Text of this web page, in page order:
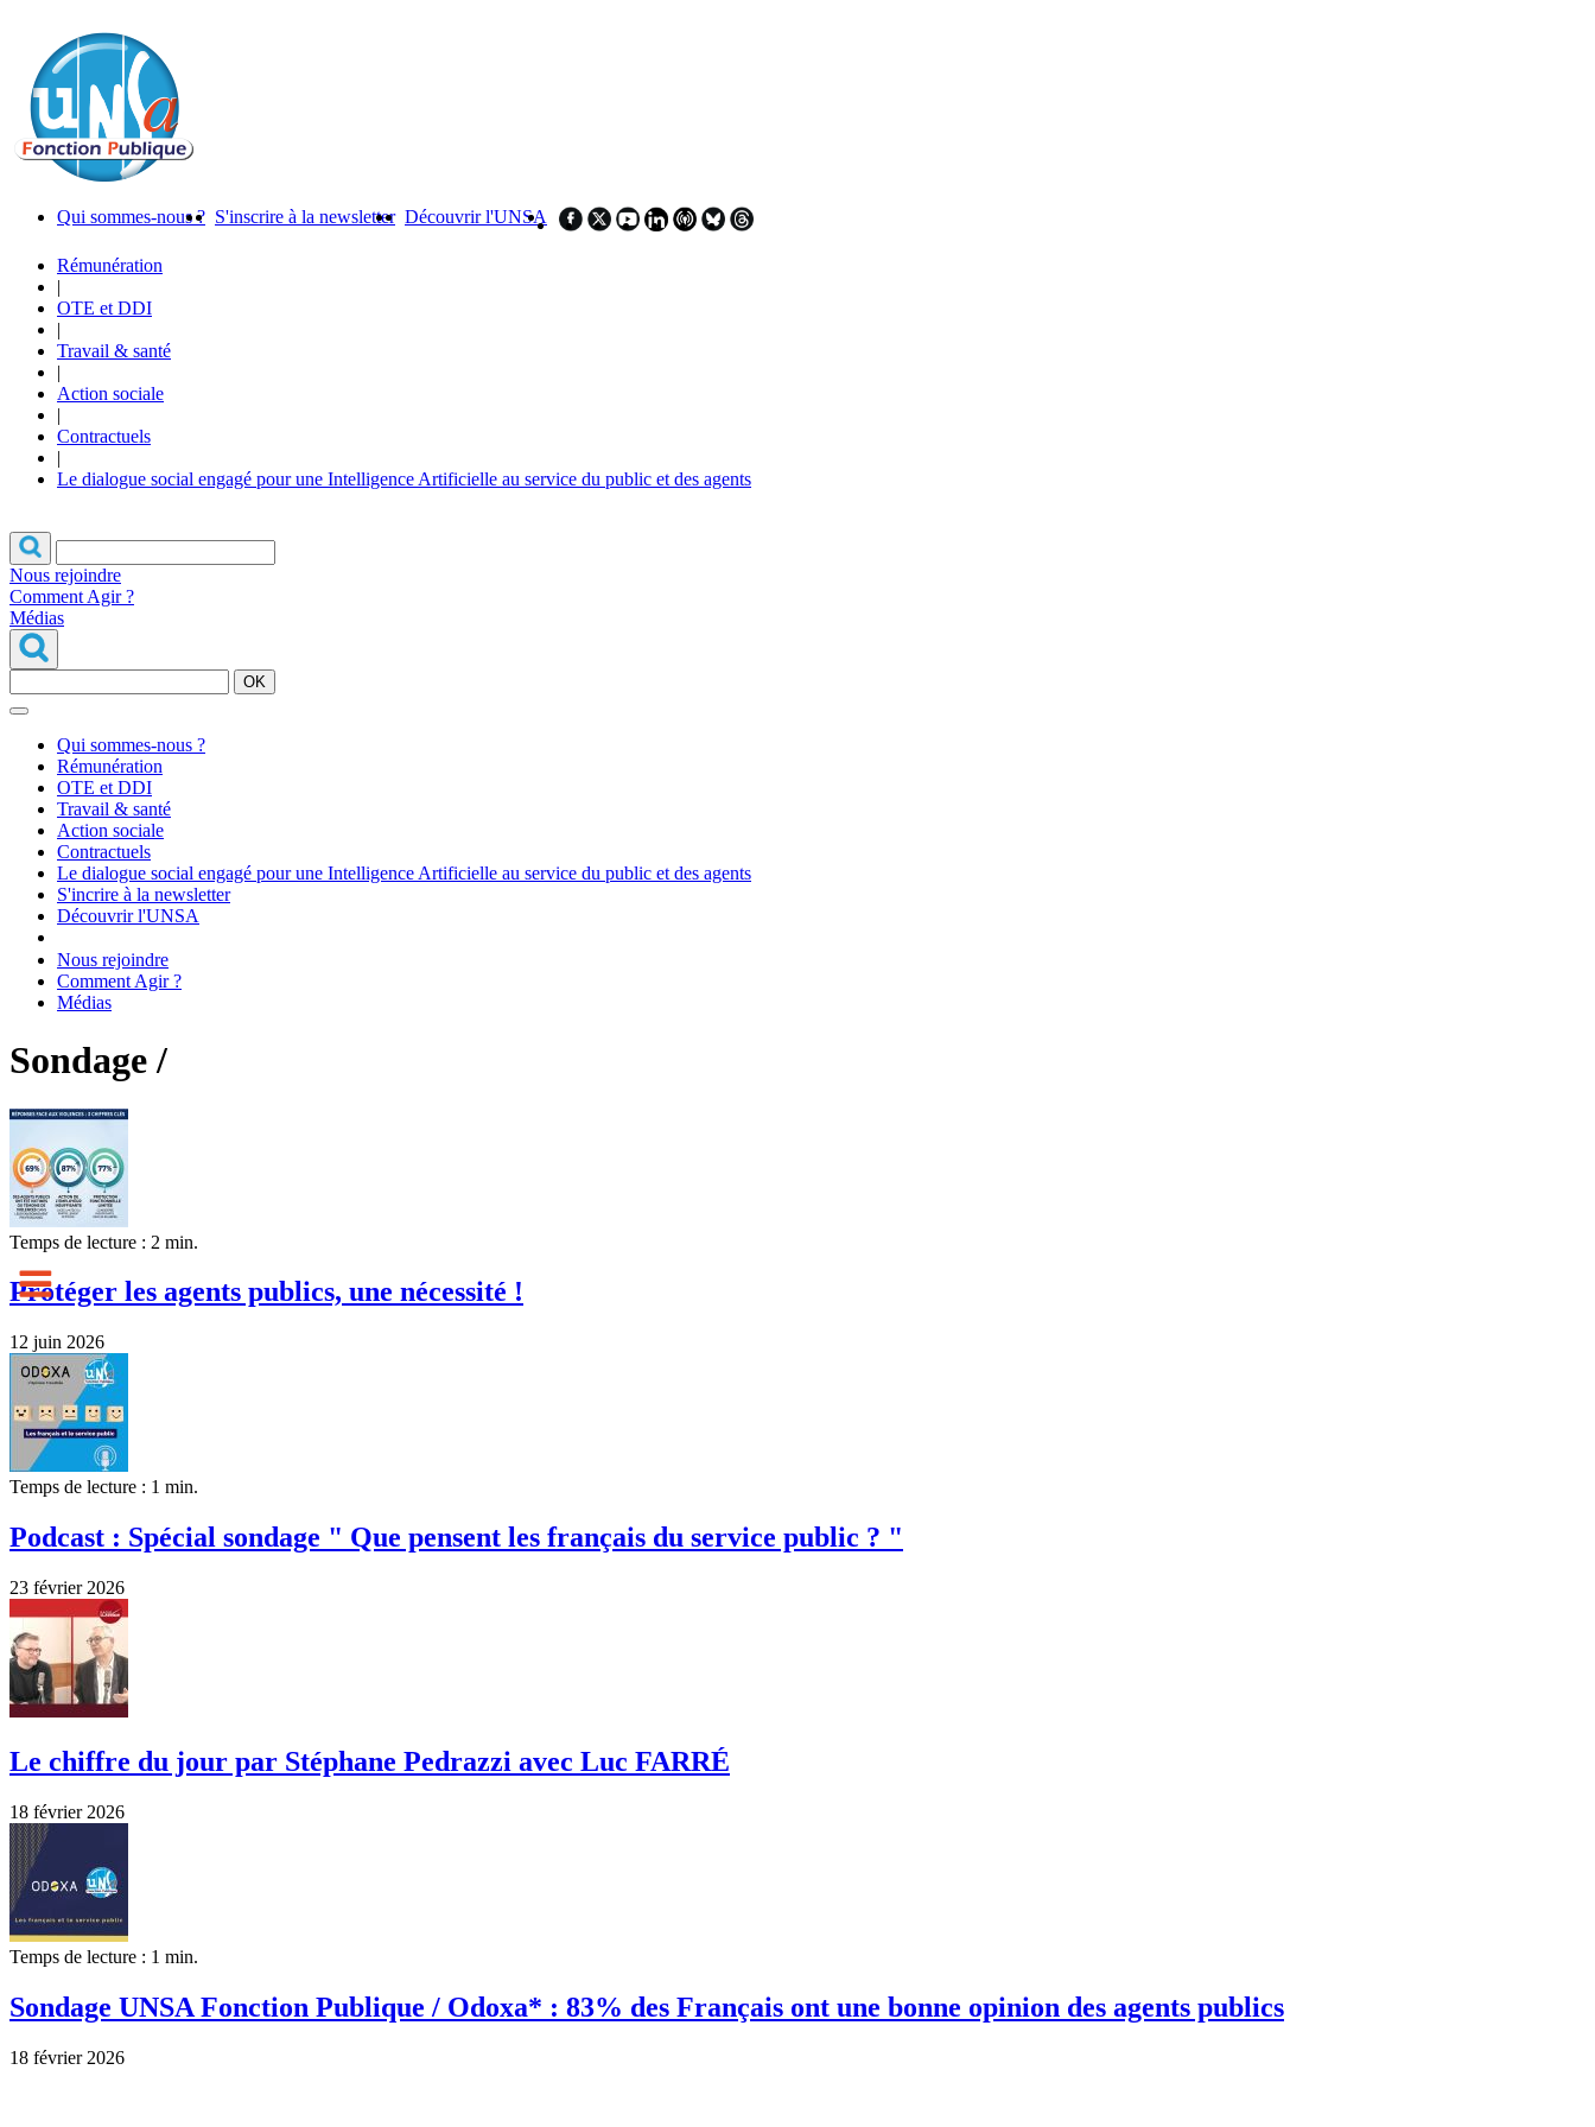
Qui sommes-nous ? S'inscrire à la newsletter Découvrir l'UNSA
Rémunération
|
OTE et DDI
|
Travail & santé
|
Action sociale
|
Contractuels
|
Le dialogue social engagé pour une Intelligence Artificielle au service du public et des agents
Nous rejoindre
Comment Agir ?
Médias
OK
Qui sommes-nous ?
Rémunération
OTE et DDI
Travail & santé
Action sociale
Contractuels
Le dialogue social engagé pour une Intelligence Artificielle au service du public et des agents
S'incrire à la newsletter
Découvrir l'UNSA
Nous rejoindre
Comment Agir ?
Médias
Sondage /
Temps de lecture : 2 min.
Protéger les agents publics, une nécessité !
12 juin 2026
Temps de lecture : 1 min.
Podcast : Spécial sondage " Que pensent les français du service public ? "
23 février 2026
Le chiffre du jour par Stéphane Pedrazzi avec Luc FARRÉ
18 février 2026
Temps de lecture : 1 min.
Sondage UNSA Fonction Publique / Odoxa* : 83% des Français ont une bonne opinion des agents publics
18 février 2026